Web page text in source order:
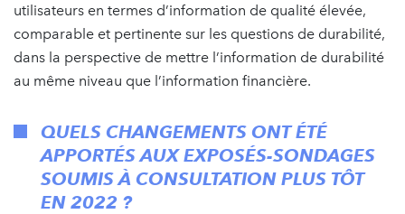
utilisateurs en termes d’information de qualité élevée,
comparable et pertinente sur les questions de durabilité,
dans la perspective de mettre l’information de durabilité
au même niveau que l’information financière.
QUELS CHANGEMENTS ONT ÉTÉ
APPORTÉSAUX EXPOSÉS-SONDAGES
SOUMIS À CONSULTATION PLUS TÔT
EN 2022 ?